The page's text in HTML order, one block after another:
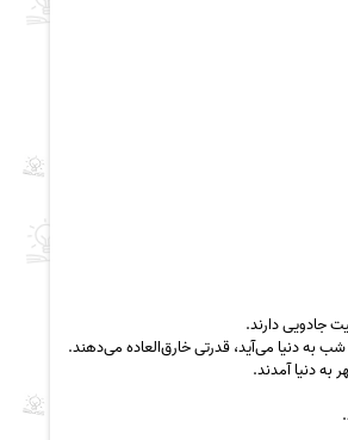
جادویی دارند.
به دنیا می‌آید، قدرتی خارق‌العاده می‌دهند.
دنیا آمدند.